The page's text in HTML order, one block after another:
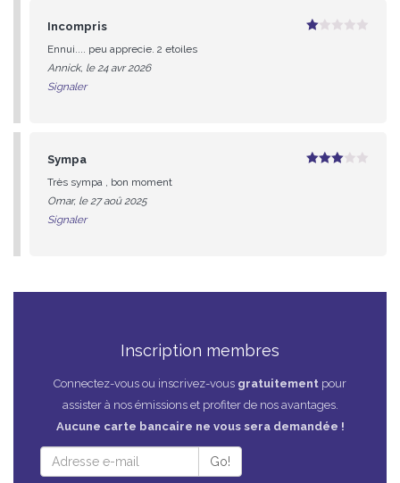
Incompris
Ennui.... peu apprecie. 2 etoiles
Annick, le 24 avr 2026
Signaler
Sympa
Très sympa , bon moment
Omar, le 27 aoû 2025
Signaler
Inscription membres
Connectez-vous ou inscrivez-vous gratuitement pour
assister à nos émissions et profiter de nos avantages.
Aucune carte bancaire ne vous sera demandée !
Go!